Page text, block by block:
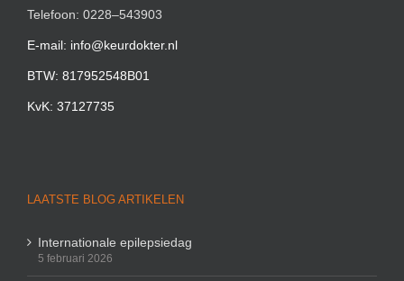
Telefoon: 0228–543903
E-mail: info@keurdokter.nl
BTW: 817952548B01
KvK: 37127735
LAATSTE BLOG ARTIKELEN
Internationale epilepsiedag
5 februari 2026